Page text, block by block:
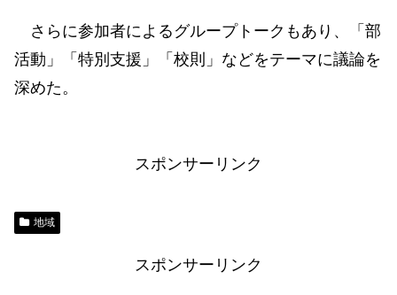
さらに参加者によるグループトークもあり、「部
活動」「特別支援」「校則」などをテーマに議論を
深めた。
スポンサーリンク
地域
スポンサーリンク